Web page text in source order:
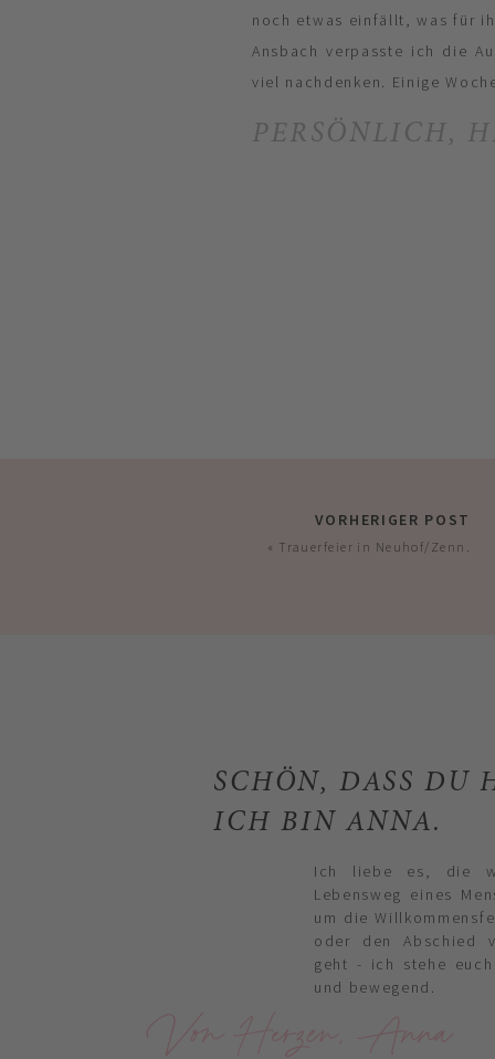
noch etwas einfällt, was für
Ansbach verpasste ich die
viel nachdenken. Einige
PERSÖNLICH,
« Trauerfeier in Neuhof/Zenn.
VORHERIGER POST
Ich liebe es, die
Lebensweg eines
um die
oder den Abschied
geht - ich stehe
und bewegend.
SCHÖN, DASS DU
ICH BIN ANNA.